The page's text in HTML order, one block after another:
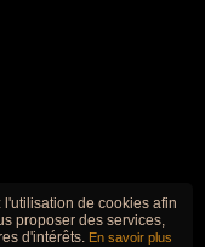
de cookies afin
proposer des services,
d'intérêts. En savoir plus